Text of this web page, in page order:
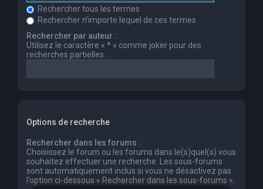
Rechercher tous les termes
Rechercher n’importe lequel de ces termes
Rechercher par auteur :
Utilisez le caractère « * » comme joker pour des
recherches partielles.
Options de recherche
Rechercher dans les forums :
Choisissez le forum ou les forums dans le(s)quel(s) vous
souhaitez effectuer une recherche. Les sous-forums
sont automatiquement inclus si vous ne désactivez pas
l’option ci-dessous « Rechercher dans les sous-forums ».